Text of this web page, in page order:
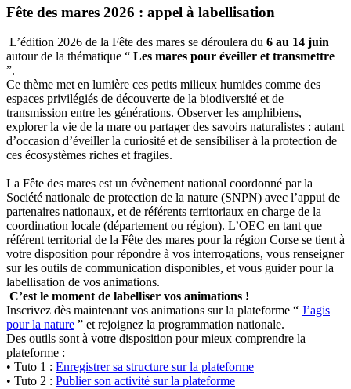
Fête des mares 2026 : appel à labellisation
L’édition 2026 de la Fête des mares se déroulera du 6 au 14 juin
autour de la thématique “ Les mares pour éveiller et transmettre
”.
Ce thème met en lumière ces petits milieux humides comme des
espaces privilégiés de découverte de la biodiversité et de
transmission entre les générations. Observer les amphibiens,
explorer la vie de la mare ou partager des savoirs naturalistes : autant
d’occasion d’éveiller la curiosité et de sensibiliser à la protection de
ces écosystèmes riches et fragiles.
La Fête des mares est un évènement national coordonné par la
Société nationale de protection de la nature (SNPN) avec l’appui de
partenaires nationaux, et de référents territoriaux en charge de la
coordination locale (département ou région). L’OEC en tant que
référent territorial de la Fête des mares pour la région Corse se tient à
votre disposition pour répondre à vos interrogations, vous renseigner
sur les outils de communication disponibles, et vous guider pour la
labellisation de vos animations.
C’est le moment de labelliser vos animations !
Inscrivez dès maintenant vos animations sur la plateforme “ J’agis
pour la nature ” et rejoignez la programmation nationale.
Des outils sont à votre disposition pour mieux comprendre la
plateforme :
• Tuto 1 : Enregistrer sa structure sur la plateforme
• Tuto 2 : Publier son activité sur la plateforme